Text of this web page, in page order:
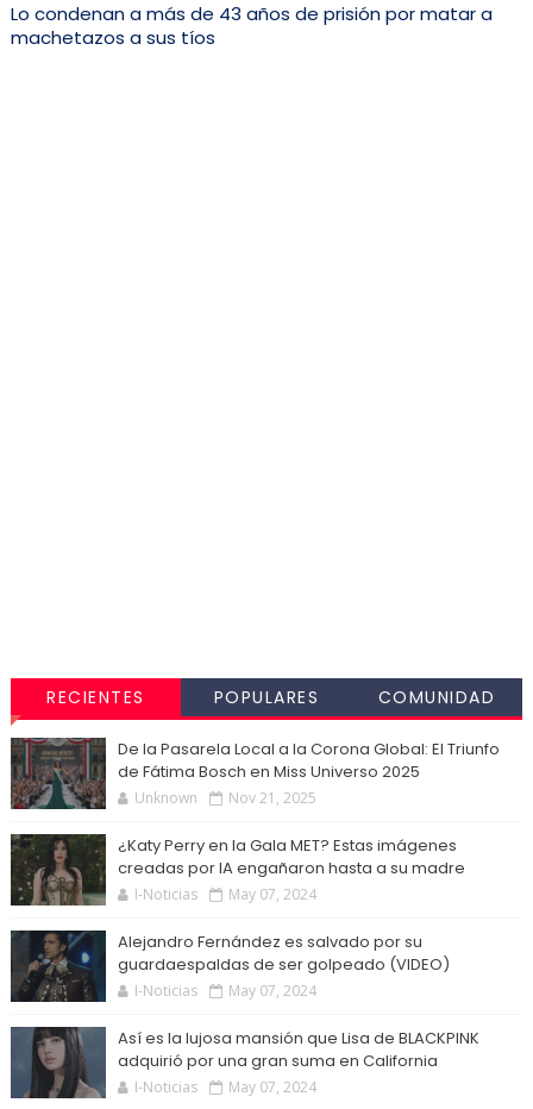
Lo condenan a más de 43 años de prisión por matar a
machetazos a sus tíos
RECIENTES POPULARES COMUNIDAD
De la Pasarela Local a la Corona Global: El Triunfo
de Fátima Bosch en Miss Universo 2025
Unknown Nov 21, 2025
¿Katy Perry en la Gala MET? Estas imágenes
creadas por IA engañaron hasta a su madre
I-Noticias May 07, 2024
Alejandro Fernández es salvado por su
guardaespaldas de ser golpeado (VIDEO)
I-Noticias May 07, 2024
Así es la lujosa mansión que Lisa de BLACKPINK
adquirió por una gran suma en California
I-Noticias May 07, 2024